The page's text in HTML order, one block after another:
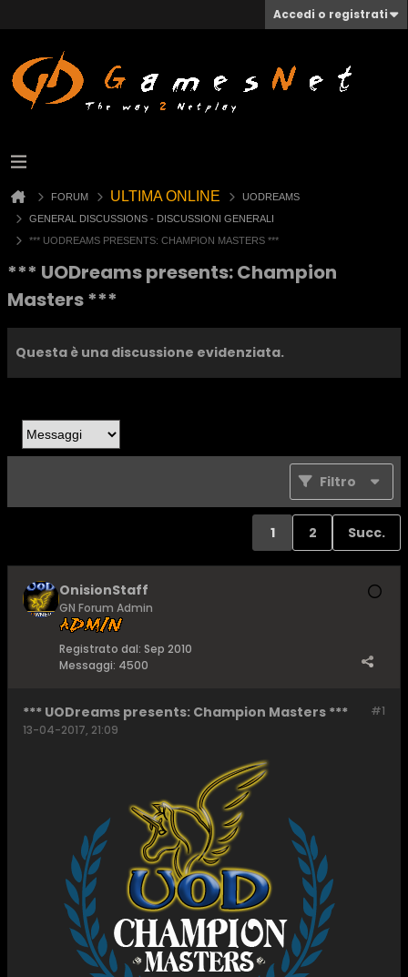
Accedi o registrati
FORUM ULTIMA ONLINE
UODREAMS
GENERAL DISCUSSIONS - DISCUSSIONI GENERALI
*** UODREAMS PRESENTS: CHAMPION MASTERS ***
*** UODreams presents: Champion
Masters ***
Questa è una discussione evidenziata.
Filtro
1 2 Succ.
OnisionStaff
GN Forum Admin
Registrato dal: Sep 2010
Messaggi: 4500
#1
*** UODreams presents: Champion Masters ***
13-04-2017, 21:09